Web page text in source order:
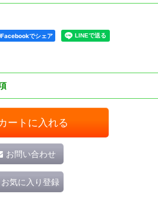
Facebookでシェア
ートに入れる
お問い合わせ
お気に入り登録